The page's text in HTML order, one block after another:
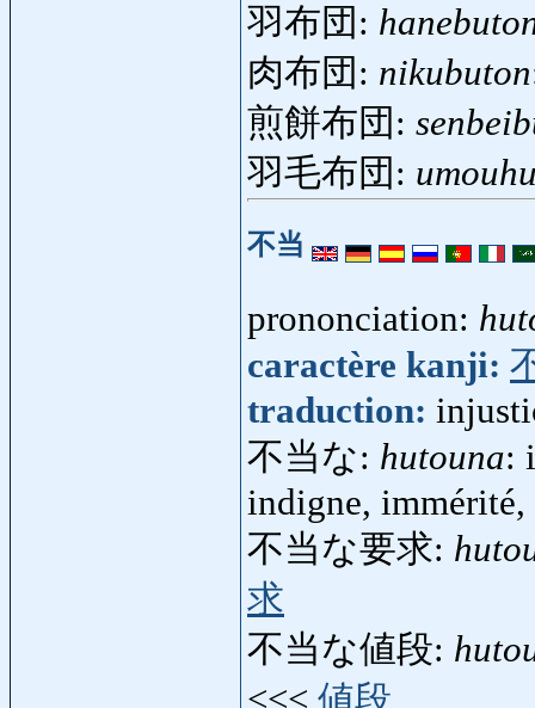
羽布団:
肉布団: nikubuton
煎餅布団:
羽毛布団:
不当
prononciation:
caractère kanji:
traduction:
不当な: hutouna:
indigne,
不当な要求:
求
不当な値段:
<<< 値段